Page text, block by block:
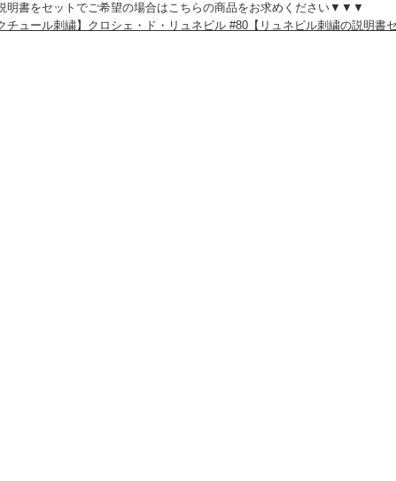
明書をセットでご希望の場合はこちらの商品をお求めください▼▼▼
チュール刺繍】クロシェ・ド・リュネビル #80【リュネビル刺繍の説明書